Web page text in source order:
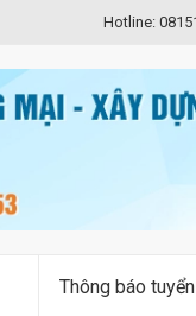
Hotline:
Thông báo